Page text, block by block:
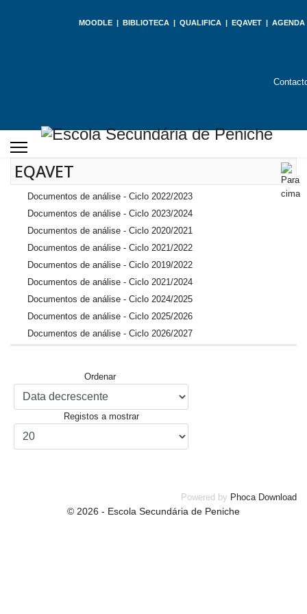
MOODLE | BIBLIOTECA | QUALIFICA | EQAVET | AGENDA
EQAVET
Documentos de análise - Ciclo 2022/2023
Documentos de análise - Ciclo 2023/2024
Documentos de análise - Ciclo 2020/2021
Documentos de análise - Ciclo 2021/2022
Documentos de análise - Ciclo 2019/2022
Documentos de análise - Ciclo 2021/2024
Documentos de análise - Ciclo 2024/2025
Documentos de análise - Ciclo 2025/2026
Documentos de análise - Ciclo 2026/2027
Ordenar
Registos a mostrar
Powered by Phoca Download
© 2026 - Escola Secundária de Peniche